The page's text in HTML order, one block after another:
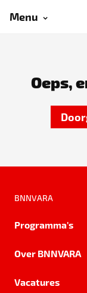
Menu
Oeps,
BNNVARA
Programma's
Over BNNVARA
Vacatures